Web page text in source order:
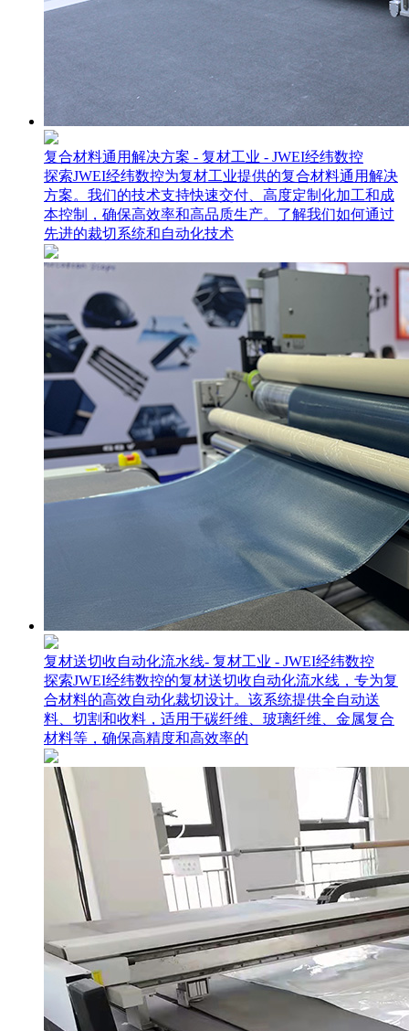
复合材料通用解决方案 - 复材工业 - JWEI经纬数控
探索JWEI经纬数控为复材工业提供的复合材料通用解决
方案。我们的技术支持快速交付、高度定制化加工和成
本控制，确保高效率和高品质生产。了解我们如何通过
先进的裁切系统和自动化技术
复材送切收自动化流水线- 复材工业 - JWEI经纬数控
探索JWEI经纬数控的复材送切收自动化流水线，专为复
合材料的高效自动化裁切设计。该系统提供全自动送
料、切割和收料，适用于碳纤维、玻璃纤维、金属复合
材料等，确保高精度和高效率的